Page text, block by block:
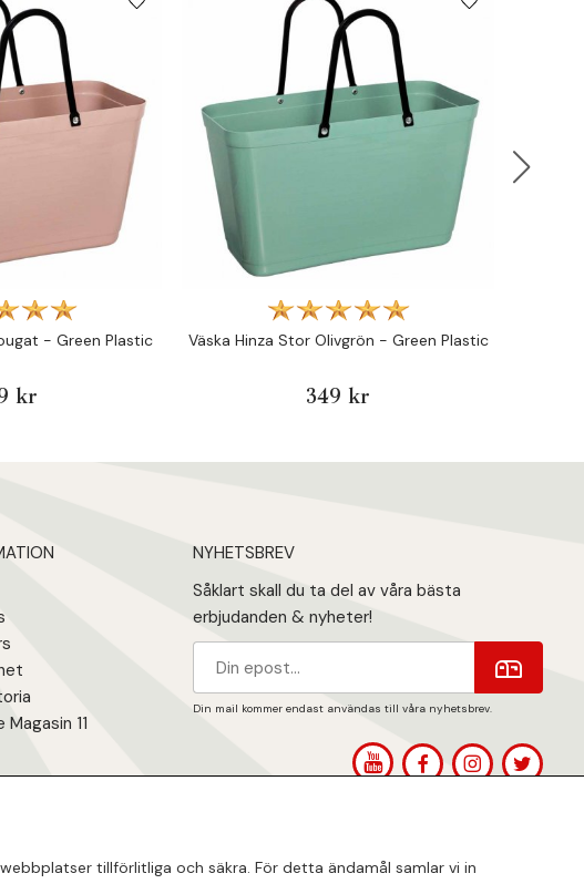
- Green Plastic
kr
Väska Hinza Stor Olivgrön - Green Plastic
349 kr
11
NYHETSBREV
Såklart skall du ta del av våra bästa
erbjudanden & nyheter!
Din mail kommer endast användas till våra nyhetsbrev.
tillförlitliga och säkra. För detta ändamål samlar vi in